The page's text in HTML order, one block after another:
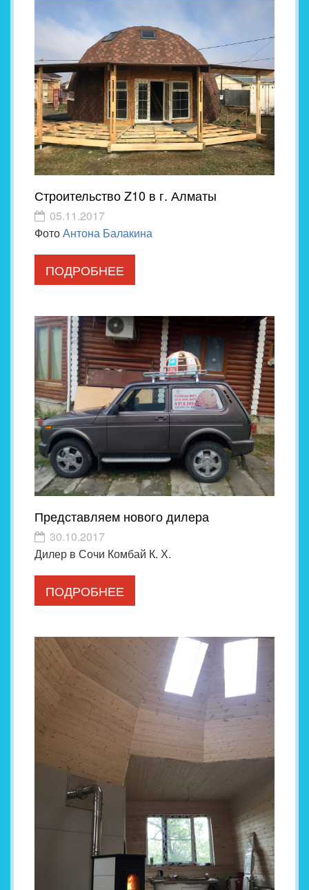
Строительство Z10 в г. Алматы
05.11.2017
ФотоАнтона Балакина
ПОДРОБНЕЕ
Представляем нового дилера
30.10.2017
Дилер в Сочи Комбай К. Х.
ПОДРОБНЕЕ